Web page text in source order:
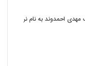
مهدی احمدوند به نام نرو